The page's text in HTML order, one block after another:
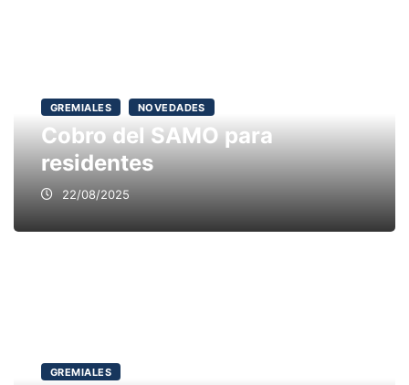
GREMIALES NOVEDADES
Cobro del SAMO para
residentes
22/08/2025
GREMIALES